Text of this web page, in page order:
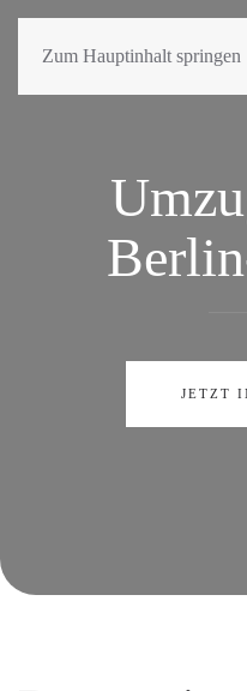
Zum Hauptinhalt springen
JETZT